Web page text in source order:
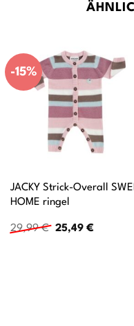
-15%
JACKY Strick-Overall
HOME ringel
29,99€ Ursprünglicher
25,49 €Aktueller